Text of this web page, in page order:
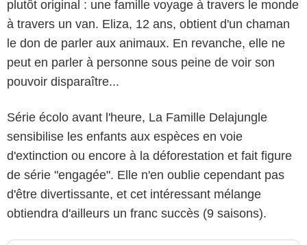
plutôt original : une famille voyage à travers le monde
à travers un van. Eliza, 12 ans, obtient d'un chaman
le don de parler aux animaux. En revanche, elle ne
peut en parler à personne sous peine de voir son
pouvoir disparaître...
Série écolo avant l'heure, La Famille Delajungle
sensibilise les enfants aux espèces en voie
d'extinction ou encore à la déforestation et fait figure
de série "engagée". Elle n'en oublie cependant pas
d'être divertissante, et cet intéressant mélange
obtiendra d'ailleurs un franc succès (9 saisons).